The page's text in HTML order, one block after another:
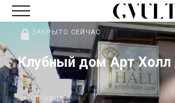
ЗАКРЫТО СЕЙЧАС
Клубный дом Арт Холл
0 ОТЗЫВОВ